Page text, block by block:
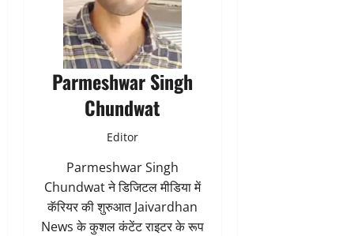
Parmeshwar Singh
Chundwat
Editor
Parmeshwar Singh
Chundwat ने डिजिटल मीडिया में
कॅरियर की शुरुआत Jaivardhan
News के कुशल कंटेंट राइटर के रूप